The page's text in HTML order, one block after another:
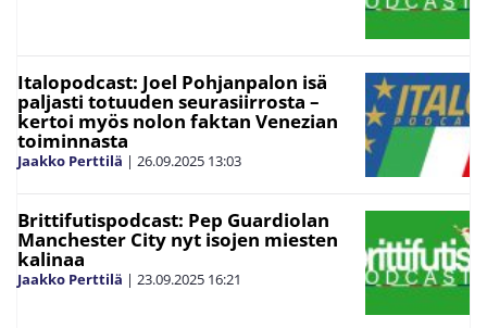
Italopodcast: Joel Pohjanpalon isä
paljasti totuuden seurasiirrosta –
kertoi myös nolon faktan Venezian
toiminnasta
Jaakko Perttilä | 26.09.2025 13:03
Brittifutispodcast: Pep Guardiolan
Manchester City nyt isojen miesten
kalinaa
Jaakko Perttilä | 23.09.2025 16:21